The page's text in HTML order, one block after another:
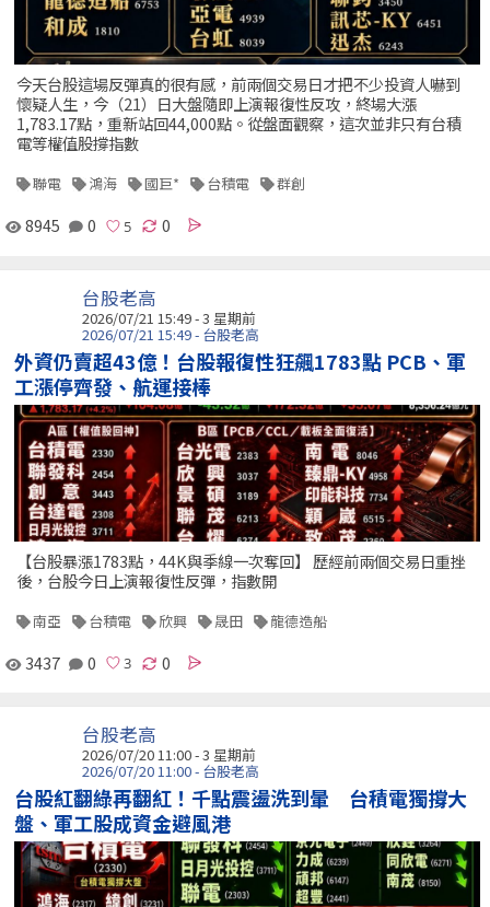
今天台股這場反彈真的很有感，前兩個交易日才把不少投資人嚇到
懷疑人生，今（21）日大盤隨即上演報復性反攻，終場大漲
1,783.17點，重新站回44,000點。從盤面觀察，這次並非只有台積
電等權值股撐指數
聯電 鴻海 國巨* 台積電 群創
8945 0 0
台股老高
2026/07/21 15:49 - 3 星期前
2026/07/21 15:49 - 台股老高
外資仍賣超43億！台股報復性狂飆1783點 PCB、軍
工漲停齊發、航運接棒
【台股暴漲1783點，44K與季線一次奪回】 歷經前兩個交易日重挫
後，台股今日上演報復性反彈，指數開
南亞 台積電 欣興 晟田 龍德造船
3437 0 0
台股老高
2026/07/20 11:00 - 3 星期前
2026/07/20 11:00 - 台股老高
台股紅翻綠再翻紅！千點震盪洗到暈 台積電獨撐大
盤、軍工股成資金避風港